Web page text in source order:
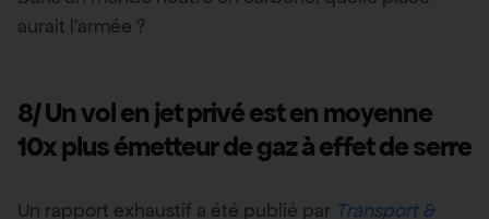
aurait l’armée ?
8/ Un vol en jet privé est en moyenne
10x plus émetteur de gaz à effet de serre
Un rapport exhaustif a été publié par Transport &